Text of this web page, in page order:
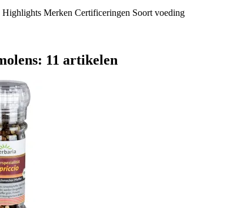
Highlights Merken Certificeringen Soort voeding
11 artikelen